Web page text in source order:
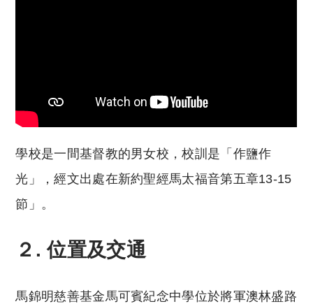
學校是一間基督教的男女校，校訓是「作鹽作
光」，經文出處在新約聖經馬太福音第五章13-15
節」。
２. 位置及交通
馬錦明慈善基金馬可賓紀念中學位於將軍澳林盛路